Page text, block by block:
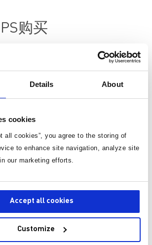
Details About
cookies
all cookies”, you agree to the storing of
to enhance site navigation, analyze site
our marketing efforts.
Accept all cookies
Customize
购买
单价
货。 每单运费仅为 5 美元。
加入购物车